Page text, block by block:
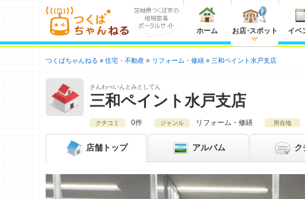
ホーム お店・スポット イベ
つくばちゃんねる 住宅・不動産 リフォーム・修繕 三和ペイント水戸支店
さんわぺいんとみとしてん
三和ペイント水戸支店
クチコミ 0件 ジャンル リフォーム・修繕 所在地
店舗 トップ アルバム ク